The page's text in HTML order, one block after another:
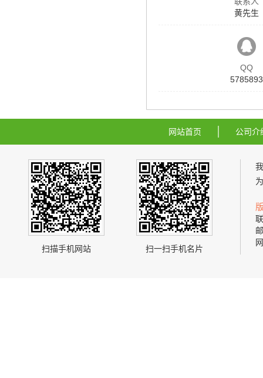
黄先生
QQ
5785893
网站首页 公司介
扫描手机网站 扫一扫手机名片